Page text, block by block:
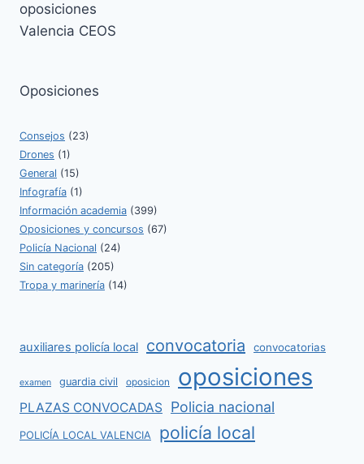
Oposiciones
Consejos (23)
Drones (1)
General (15)
Infografía (1)
Información academia (399)
Oposiciones y concursos (67)
Policía Nacional (24)
Sin categoría (205)
Tropa y marinería (14)
auxiliares policía local convocatoria convocatorias
examen guardia civil oposicion oposiciones
PLAZAS CONVOCADAS Policia nacional
POLICÍA LOCAL VALENCIA policía local